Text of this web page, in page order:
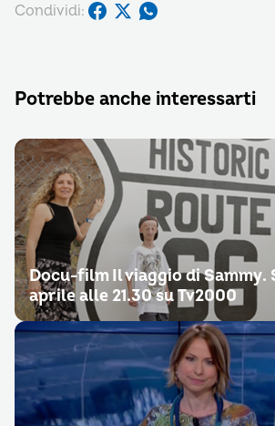
Condividi:
Potrebbe anche interessarti
Docu-film Il viaggio di Sammy.
aprile alle 21.30 su Tv2000